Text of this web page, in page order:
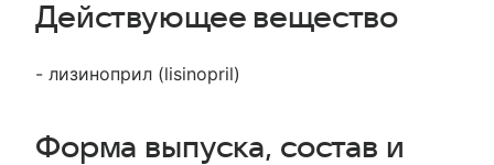
Действующее вещество
- лизиноприл (lisinopril)
Форма выпуска, состав и